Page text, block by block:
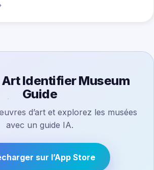
Identifier Museum
Guide
d’art et explorez les musées
avec un guide IA.
sur l’App Store